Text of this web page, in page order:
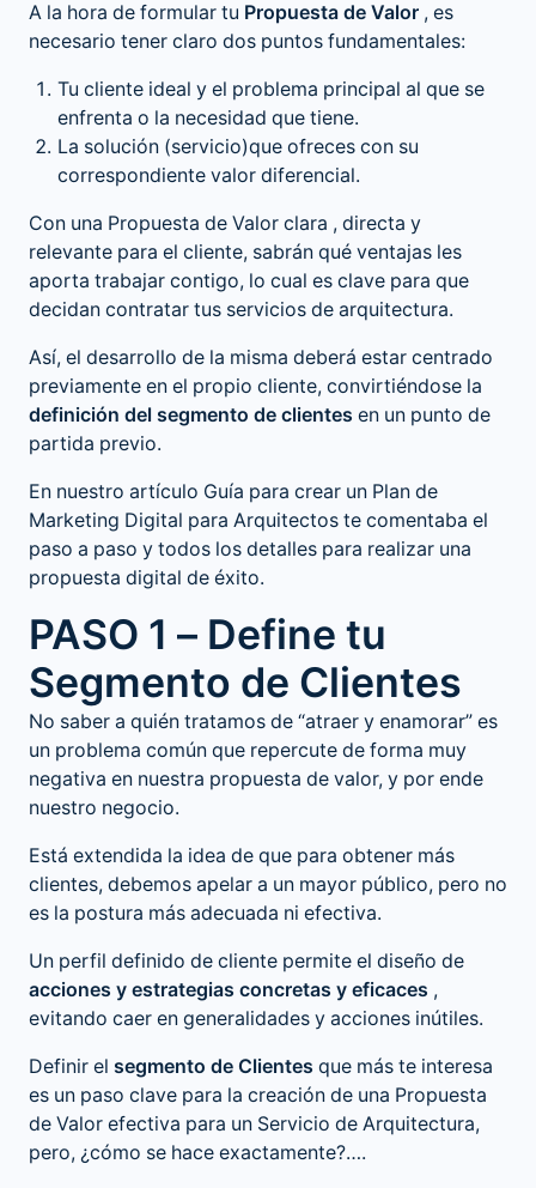
A la hora de formular tu Propuesta de Valor , es
necesario tener claro dos puntos fundamentales:
Tu cliente ideal y el problema principal al que se
enfrenta o la necesidad que tiene.
La solución (servicio)que ofreces con su
correspondiente valor diferencial.
Con una Propuesta de Valor clara , directa y
relevante para el cliente, sabrán qué ventajas les
aporta trabajar contigo, lo cual es clave para que
decidan contratar tus servicios de arquitectura.
Así, el desarrollo de la misma deberá estar centrado
previamente en el propio cliente, convirtiéndose la
definición del segmento de clientes en un punto de
partida previo.
En nuestro artículo Guía para crear un Plan de
Marketing Digital para Arquitectos te comentaba el
paso a paso y todos los detalles para realizar una
propuesta digital de éxito.
PASO 1 – Define tu
Segmento de Clientes
No saber a quién tratamos de “atraer y enamorar” es
un problema común que repercute de forma muy
negativa en nuestra propuesta de valor, y por ende
nuestro negocio.
Está extendida la idea de que para obtener más
clientes, debemos apelar a un mayor público, pero no
es la postura más adecuada ni efectiva.
Un perfil definido de cliente permite el diseño de
acciones y estrategias concretas y eficaces ,
evitando caer en generalidades y acciones inútiles.
Definir el segmento de Clientes que más te interesa
es un paso clave para la creación de una Propuesta
de Valor efectiva para un Servicio de Arquitectura,
pero, ¿cómo se hace exactamente?….